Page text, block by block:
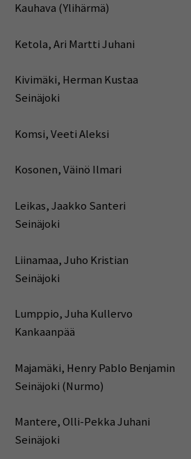
Kauhava (Ylihärmä)
Ketola, Ari Martti
Kivimäki, Herman
Seinäjoki
Komsi, Veeti
Kosonen, Väinö
Leikas, Jaakko
Seinäjoki
Liinamaa, Juho
Seinäjoki
Lumppio, Juha
Kankaanpää
Majamäki, Henry Pablo
Seinäjoki (Nurmo)
Mantere, Olli-
Seinäjoki